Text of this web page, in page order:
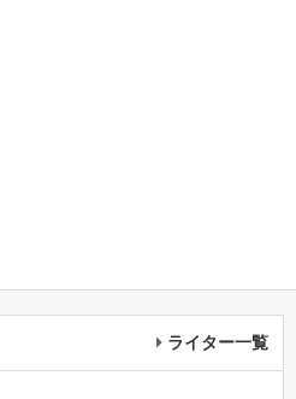
ライター一覧